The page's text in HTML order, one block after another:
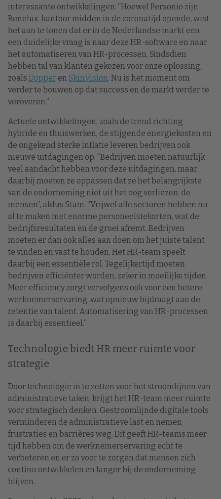
interessante ontwikkelingen: “Hoewel Personio zijn
Benelux-kantoor midden in de coronatijd opende, wist
het aan te tonen dat er in de Nederlandse markt een
een duidelijke vraag is naar deze HR-software en naar
het automatiseren van HR-processen. Sindsdien
hebben tal van klanten gekozen voor onze oplossing,
zoals Dopper en SkinVision. Nu is het moment om
verder te bouwen op dat success en de markt verder te
veroveren.”
Actuele ontwikkelingen, zoals de trend richting
hybride en thuiswerken, de stijgende energiekosten en
de ongekend sterke inflatie leveren bedrijven ook
nieuwe uitdagingen op. “Bedrijven moeten natuurlijk
veel aandacht hebben voor deze uitdagingen, maar
daarbij moeten ze oppassen dat ze het belangrijkste
van de onderneming niet uit het oog verliezen: de
mensen”, aldus Stam. “Vrijwel alle sectoren hebben nu
al te maken met enorme personeelstekorten, wat de
bedrijfsresultaten en de groei afremt. Bedrijven
moeten er dan ook alles aan doen om het juiste talent
te vinden en vast te houden. Het HR-team speelt
daarbij een essentiële rol. Tegelijkertijd moeten
bedrijven efficiënter worden, zeker in moeilijke tijden.
Meer efficiency zorgt vervolgens ook voor een betere
werknemerservaring, wat opnieuw bijdraagt aan de
retentie van talent. Automatisering van HR-processen
is daarbij essentieel.”
Technologie biedt HR meer ruimte voor
strategie
Door technologie in te zetten voor het stroomlijnen van
administratieve taken, krijgt het HR-team meer ruimte
voor strategisch denken. Gestroomlijnde digitale tools
verminderen de administratieve last en nemen
frustraties en barrières weg. Dit geeft HR-teams meer
tijd hebben om de werknemerservaring echt te
verbeteren en er zo voor te zorgen dat mensen zich
continu ontwikkelen en langer bij de onderneming
blijven.